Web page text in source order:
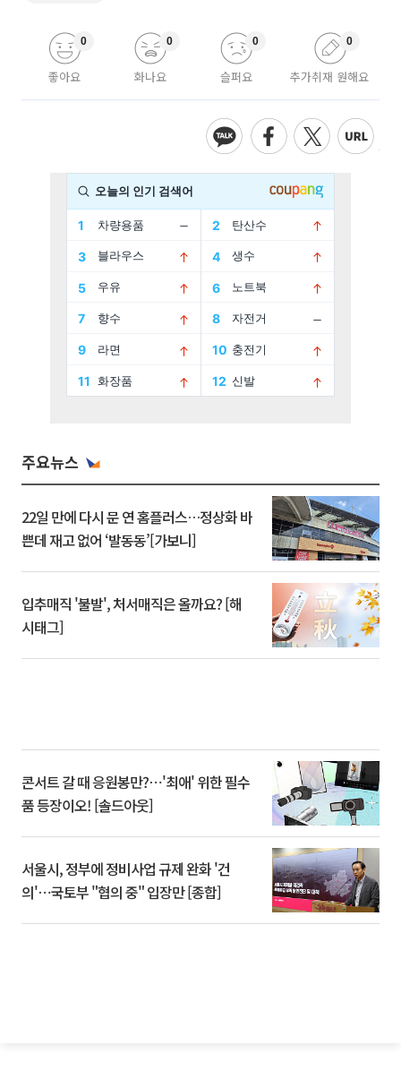
좋아요
0
화나요
0
슬퍼요
0
추가취재 원해요
0
주요뉴스
22일 만에 다시 문 연 홈플러스…정상화 바
쁜데 재고 없어 ‘발동동’[가보니]
입추매직 '불발', 처서매직은 올까요? [해
시태그]
콘서트 갈 때 응원봉만?⋯'최애' 위한 필수
품 등장이오! [솔드아웃]
서울시, 정부에 정비사업 규제 완화 '건
의'⋯국토부 "협의 중" 입장만 [종합]